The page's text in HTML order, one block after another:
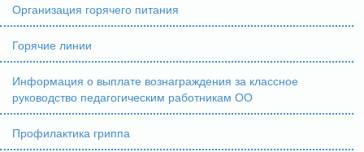
Организация горячего питания
Горячие линии
Информация о выплате вознаграждения за классное
руководство педагогическим работникам ОО
Профилактика гриппа